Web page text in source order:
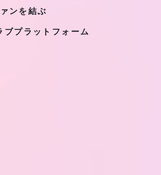
ンを結ぶ
ブプラットフォーム